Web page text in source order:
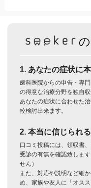
1. あなたの症状に
歯科医院からの申告・専
の得意な治療分野を独自収
あなたの症状に合わせた
較検討出来ます。
2. 本当に信じられ
口コミ投稿には、領収書
受診の有無を確認致しま
せん）
また、対応や説明など細
め、家族や友人に「オス